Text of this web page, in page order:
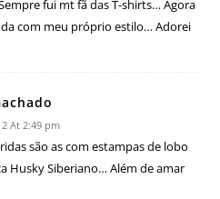
fui mt fã das T-shirts… Agora
com meu próprio estilo… Adorei
At 2:49 pm
são as com estampas de lobo
Husky Siberiano… Além de amar